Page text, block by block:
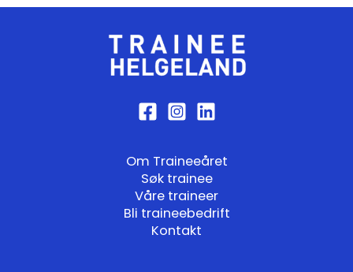
Om Traineeåret
Søk trainee
Våre traineer
Bli traineebedrift
Kontakt